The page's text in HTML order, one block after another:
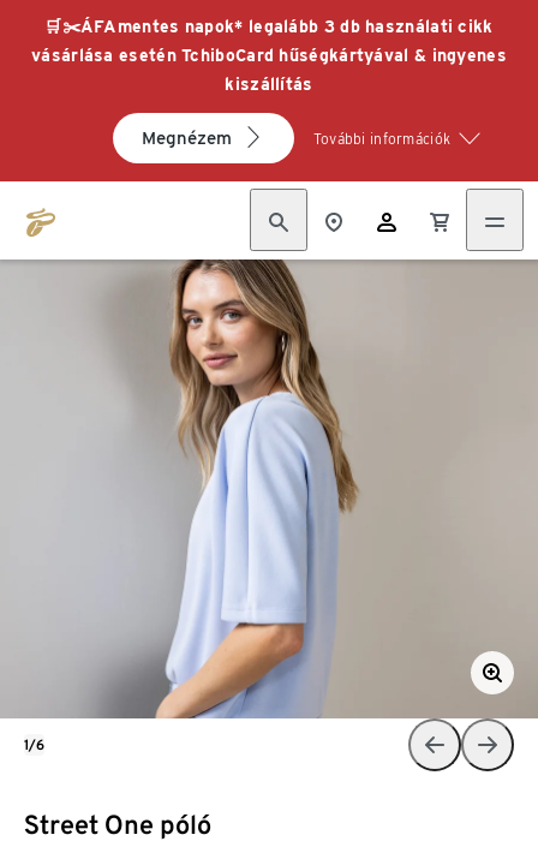
🛒✂️ÁFAmentes napok* legalább 3 db használati cikk
vásárlása esetén TchiboCard hűségkártyával & ingyenes
kiszállítás
Megnézem További információk
Street One póló
1/6